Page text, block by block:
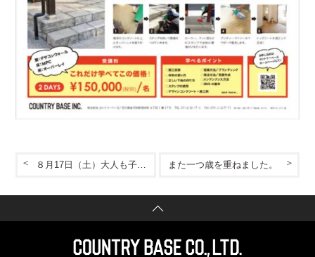
また一つ歳を重ねました。
８月17日（土）大人も子供も、みんなが楽しいヒッキーウォールフェスティバル開催！